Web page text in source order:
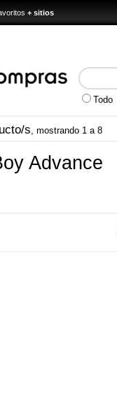
+ sitios
Todo
s, mostrando 1 a 8
Advance